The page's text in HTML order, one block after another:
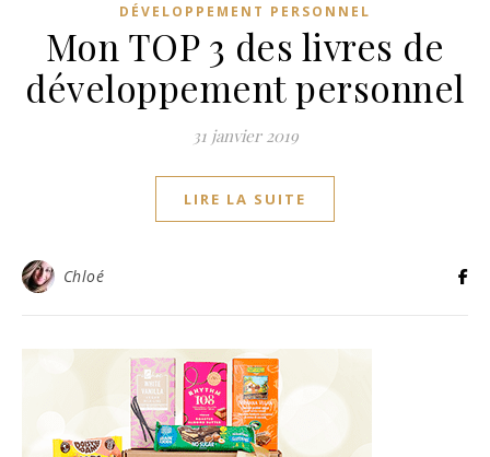
DÉVELOPPEMENT PERSONNEL
Mon TOP 3 des livres de
développement personnel
31 janvier 2019
LIRE LA SUITE
Chloé